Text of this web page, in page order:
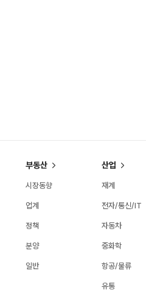
부동산
시장동향
업계
정책
분양
일반
산업
재계
전자/통신/IT
자동차
중화학
항공/물류
유통